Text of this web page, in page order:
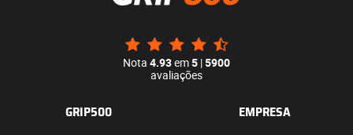
Nota 4.93em5 |5900
avaliações
GRIP500 EMPRESA